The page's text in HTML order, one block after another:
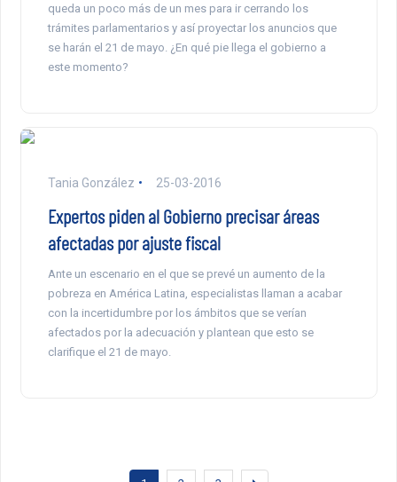
queda un poco más de un mes para ir cerrando los
trámites parlamentarios y así proyectar los anuncios que
se harán el 21 de mayo. ¿En qué pie llega el gobierno a
este momento?
Tania González 25-03-2016
Expertos piden al Gobierno precisar áreas
afectadas por ajuste fiscal
Ante un escenario en el que se prevé un aumento de la
pobreza en América Latina, especialistas llaman a acabar
con la incertidumbre por los ámbitos que se verían
afectados por la adecuación y plantean que esto se
clarifique el 21 de mayo.